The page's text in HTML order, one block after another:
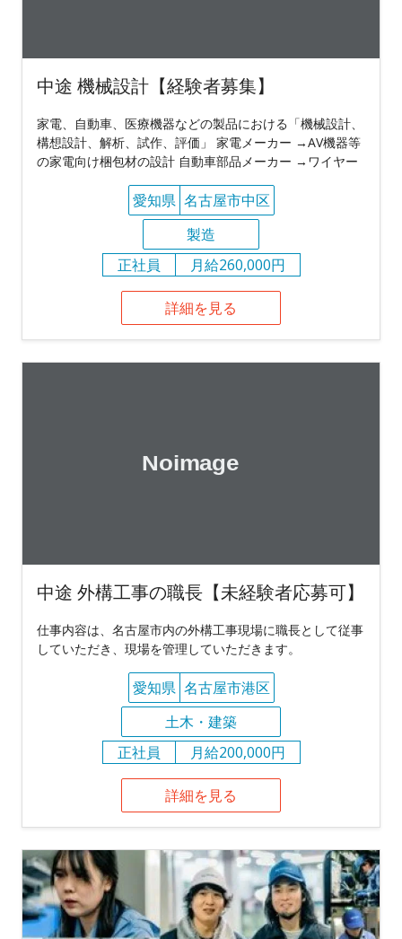
中途 機械設計【経験者募集】
家電、自動車、医療機器などの製品における「機械設計、
構想設計、解析、試作、評価」 家電メーカー →AV機器等
の家電向け梱包材の設計 自動車部品メーカー →ワイヤー
愛知県 名古屋市中区
製造
正社員
月給260,000円
詳細を見る
中途 外構工事の職長【未経験者応募可】
仕事内容は、名古屋市内の外構工事現場に職長として従事
していただき、現場を管理していただきます。
愛知県 名古屋市港区
土木・建築
正社員
月給200,000円
詳細を見る